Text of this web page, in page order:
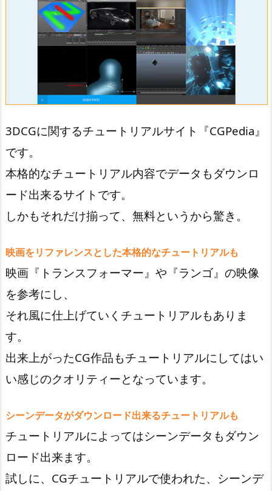
3DCGに関するチュートリアルサイト『CGPedia』
です。
本格的なチュートリアル内容でデータもダウンロ
ード出来るサイトです。
しかもそれだけ揃って、無料というから驚き。
映画をリファレンスとした本格的なチュートリアルも
映画『トランスフォーマー』や『ランゴ』の映像
を参考にし、
それ風に仕上げていくチュートリアルもありま
す。
出来上がったCG作品もチュートリアルにしてはい
い感じのクオリティーとなっています。
シーンデータがダウンロード出来るチュートリアルも
チュートリアルによってはシーンデータもダウン
ロード出来ます。
試しに、CGチュートリアルで使われた、シーンデ